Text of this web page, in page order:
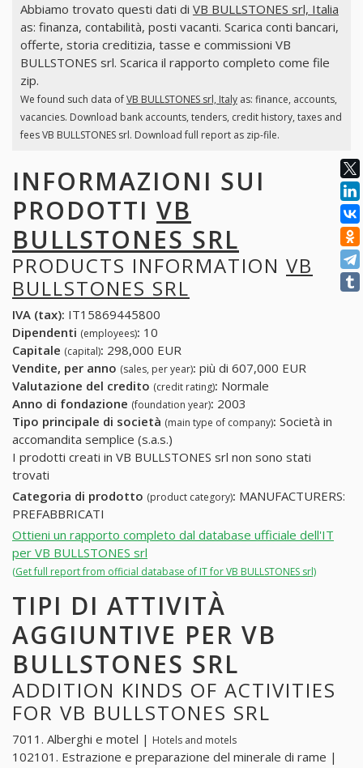
Abbiamo trovato questi dati di VB BULLSTONES srl, Italia
as: finanza, contabilità, posti vacanti. Scarica conti bancari,
offerte, storia creditizia, tasse e commissioni VB
BULLSTONES srl. Scarica il rapporto completo come file
zip.
We found such data ofVB BULLSTONES srl, Italyas: finance, accounts,
vacancies. Download bank accounts, tenders, credit history, taxes and
fees VB BULLSTONES srl. Download full report as zip-file.
INFORMAZIONI SUI
PRODOTTI VB
BULLSTONES SRL
PRODUCTS INFORMATION VB
BULLSTONES SRL
IVA (tax): IT15869445800
Dipendenti (employees): 10
Capitale (capital): 298,000 EUR
Vendite, per anno (sales, per year): più di 607,000 EUR
Valutazione del credito (credit rating): Normale
Anno di fondazione (foundation year): 2003
Tipo principale di società (main type of company): Società in
accomandita semplice (s.a.s.)
I prodotti creati in VB BULLSTONES srl non sono stati
trovati
Categoria di prodotto (product category): MANUFACTURERS:
PREFABBRICATI
Ottieni un rapporto completo dal database ufficiale dell'IT
per VB BULLSTONES srl
(Get full report from official database of IT for VB BULLSTONES srl)
TIPI DI ATTIVITÀ
AGGIUNTIVE PER VB
BULLSTONES SRL
ADDITION KINDS OF ACTIVITIES
FOR VB BULLSTONES SRL
7011. Alberghi e motel | Hotels and motels
102101. Estrazione e preparazione del minerale di rame |